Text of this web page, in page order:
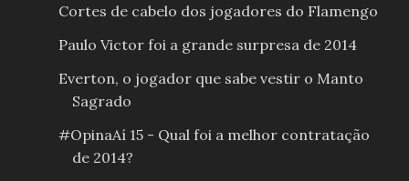
Cortes de cabelo dos jogadores do Flamengo
Paulo Victor foi a grande surpresa de 2014
Everton, o jogador que sabe vestir o Manto
Sagrado
#OpinaAí 15 - Qual foi a melhor contratação
de 2014?